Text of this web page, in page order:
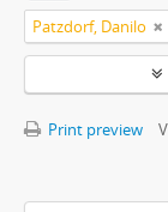
Patzdorf, Danilo
Print preview